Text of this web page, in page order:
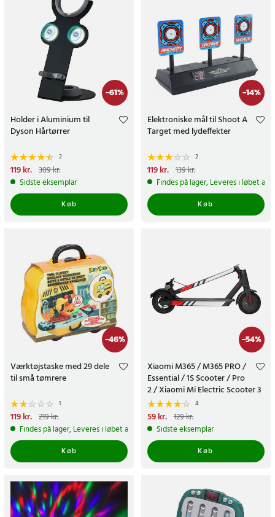
-61%
Holder i Aluminium til
Dyson Hårtørrer
2
Nuværende pris
119 kr.Tidligere pris
119 kr. 309 kr.
Sidste eksemplar
Køb
-14%
Elektroniske mål til Shoot A
Target med lydeffekter
2
Nuværende pris
119 kr.Tidligere pris:139 kr.
119 kr. 139 kr.
Findes på lager, Leveres i løbet af
Køb
-46%
Værktøjstaske med 29 dele
til små tømrere
1
Nuværende pris
119 kr.Tidligere pris:219 kr.
119 kr. 219 kr.
Findes på lager, Leveres i løbet af 1-2 hverdage
Køb
-54%
Xiaomi M365 / M365 PRO /
Essential / 1S Scooter / Pro
2 / Xiaomi Mi Electric Scooter 3
Scooter Reflexstrips
4
Nuværende pris
pris:129 kr.
59 kr. 129 kr.
Sidste eksemplar
Køb